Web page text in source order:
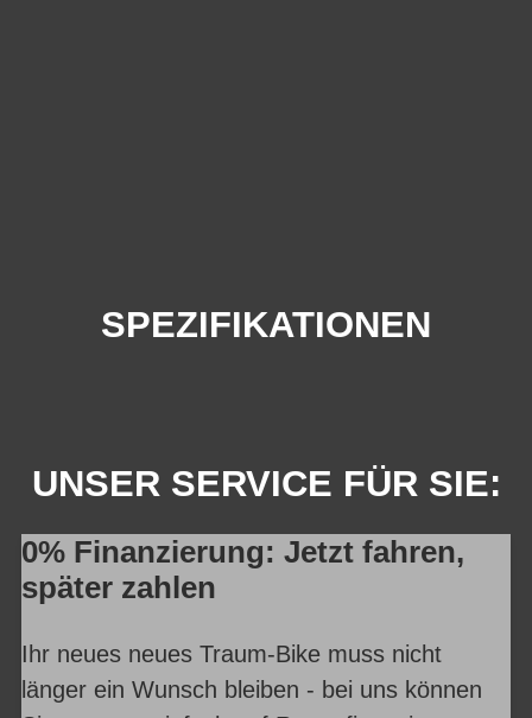
SPEZIFIKATIONEN
UNSER SERVICE FÜR SIE:
0% Finanzierung: Jetzt fahren,
später zahlen
Ihr neues neues Traum-Bike muss nicht
länger ein Wunsch bleiben - bei uns können